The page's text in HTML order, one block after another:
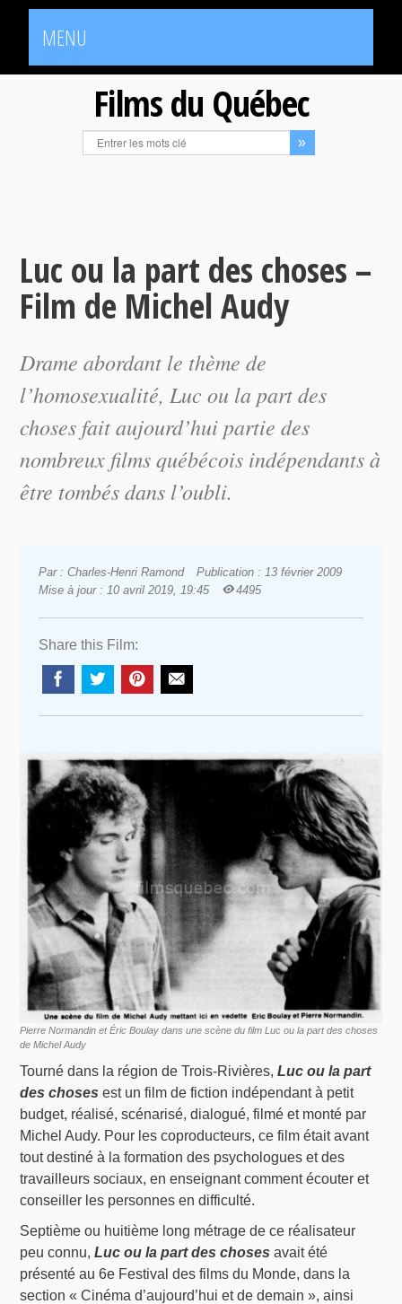
MENU
Films du Québec
Luc ou la part des choses –
Film de Michel Audy
Drame abordant le thème de
l’homosexualité, Luc ou la part des
choses fait aujourd’hui partie des
nombreux films québécois indépendants à
être tombés dans l’oubli.
Par : Charles-Henri Ramond
Publication : 13 février 2009
Mise à jour : 10 avril 2019, 19:45
4495
Share this Film:
Pierre Normandin et Éric Boulay dans une scène du film Luc ou la part des choses
de Michel Audy
Tourné dans la région de Trois-Rivières,Luc ou la part
des choses est un film de fiction indépendant à petit
budget, réalisé, scénarisé, dialogué, filmé et monté par
Michel Audy. Pour les coproducteurs, ce film était avant
tout destiné à la formation des psychologues et des
travailleurs sociaux, en enseignant comment écouter et
conseiller les personnes en difficulté.
Septième ou huitième long métrage de ce réalisateur
peu connu,Luc ou la part des choses avait été
présenté au 6e Festival des films du Monde, dans la
section « Cinéma d’aujourd’hui et de demain », ainsi